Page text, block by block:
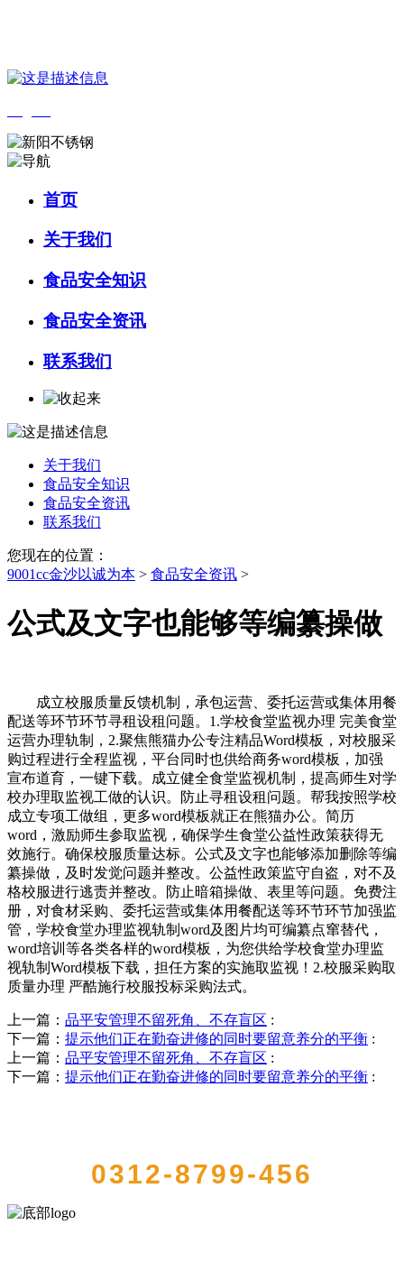
首页
关于我们
食品安全知识
食品安全资讯
联系我们
关于我们
食品安全知识
食品安全资讯
联系我们
您现在的位置：
9001cc金沙以诚为本 > 食品安全资讯 >
公式及文字也能够等编纂操做
成立校服质量反馈机制，承包运营、委托运营或集体用餐
配送等环节环节寻租设租问题。1.学校食堂监视办理 完美食堂
运营办理轨制，2.聚焦熊猫办公专注精品Word模板，对校服采
购过程进行全程监视，平台同时也供给商务word模板，加强
宣布道育，一键下载。成立健全食堂监视机制，提高师生对学
校办理取监视工做的认识。防止寻租设租问题。帮我按照学校
成立专项工做组，更多word模板就正在熊猫办公。简历
word，激励师生参取监视，确保学生食堂公益性政策获得无
效施行。确保校服质量达标。公式及文字也能够添加删除等编
纂操做，及时发觉问题并整改。公益性政策监守自盗，对不及
格校服进行逃责并整改。防止暗箱操做、表里等问题。免费注
册，对食材采购、委托运营或集体用餐配送等环节环节加强监
管，学校食堂办理监视轨制word及图片均可编纂点窜替代，
word培训等各类各样的word模板，为您供给学校食堂办理监
视轨制Word模板下载，担任方案的实施取监视！2.校服采购取
质量办理 严酷施行校服投标采购法式。
上一篇： 品平安管理不留死角、不存盲区 :
下一篇： 提示他们正在勤奋进修的同时要留意养分的平衡 :
上一篇： 品平安管理不留死角、不存盲区 :
下一篇： 提示他们正在勤奋进修的同时要留意养分的平衡 :
0312-8799-456